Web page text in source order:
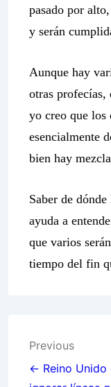
pasado por
y serán
Aunque hay
otras
yo creo que
esencialmente
bien hay
Saber de
ayuda a
que varios
tiempo del fin
Post
Previous
← Reino Unido